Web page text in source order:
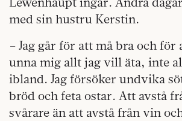
med sin hustru Kerstin.
– Jag går för att må bra och för
unna mig allt jag vill äta, inte
ibland. Jag försöker undvika
bröd och feta ostar. Att avstå
svårare än att avstå från vin